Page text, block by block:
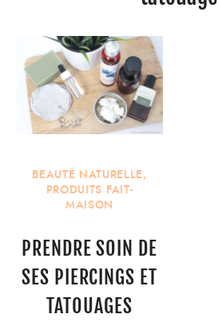
BEAUTÉ NATURELLE,
PRODUITS FAIT-
MAISON
PRENDRE SOIN DE
SES PIERCINGS ET
TATOUAGES